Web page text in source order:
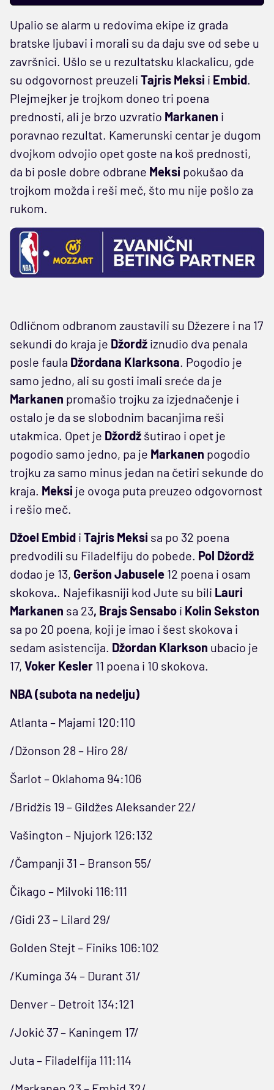
Upalio se alarm u redovima ekipe iz grada
bratske ljubavi i morali su da daju sve od sebe u
završnici. Ušlo se u rezultatsku klackalicu, gde
su odgovornost preuzeli Tajris Meksi i Embid.
Plejmejker je trojkom doneo tri poena
prednosti, ali je brzo uzvratio Markanen i
poravnao rezultat. Kamerunski centar je dugom
dvojkom odvojio opet goste na koš prednosti,
da bi posle dobre odbrane Meksi pokušao da
trojkom možda i reši meč, što mu nije pošlo za
rukom.
Odličnom odbranom zaustavili su Džezere i na 17
sekundi do kraja je Džordž iznudio dva penala
posle faula Džordana Klarksona. Pogodio je
samo jedno, ali su gosti imali sreće da je
Markanen promašio trojku za izjednačenje i
ostalo je da se slobodnim bacanjima reši
utakmica. Opet je Džordž šutirao i opet je
pogodio samo jedno, pa je Markanen pogodio
trojku za samo minus jedan na četiri sekunde do
kraja. Meksi je ovoga puta preuzeo odgovornost
i rešio meč.
Džoel Embid i Tajris Meksi sa po 32 poena
predvodili su Filadelfiju do pobede. Pol Džordž
dodao je 13, Geršon Jabusele 12 poena i osam
skokova.. Najefikasniji kod Jute su bili Lauri
Markanen sa 23, Brajs Sensabo i Kolin Sekston
sa po 20 poena, koji je imao i šest skokova i
sedam asistencija. Džordan Klarkson ubacio je
17, Voker Kesler 11 poena i 10 skokova.
NBA (subota na nedelju)
Atlanta – Majami 120:110
/Džonson 28 – Hiro 28/
Šarlot – Oklahoma 94:106
/Bridžis 19 – Gildžes Aleksander 22/
Vašington – Njujork 126:132
/Čampanji 31 – Branson 55/
Čikago – Milvoki 116:111
/Gidi 23 – Lilard 29/
Golden Stejt – Finiks 106:102
/Kuminga 34 – Durant 31/
Denver – Detroit 134:121
/Jokić 37 – Kaningem 17/
Juta – Filadelfija 111:114